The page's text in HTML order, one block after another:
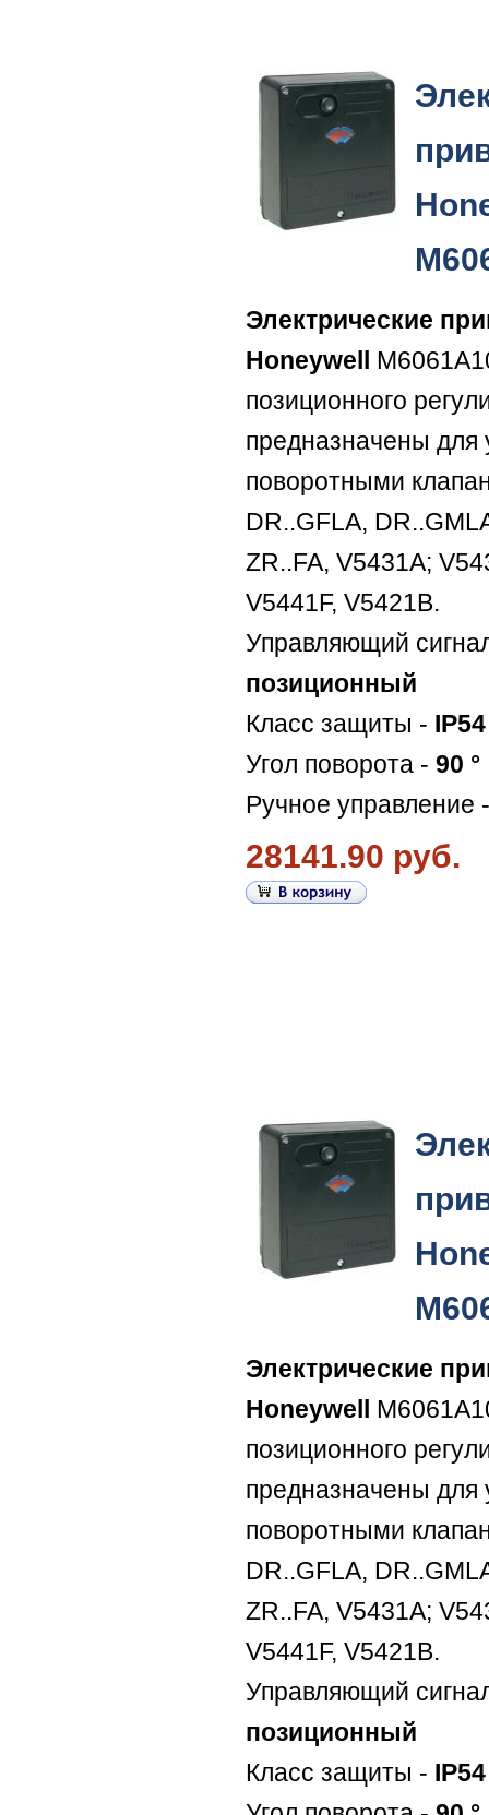
Электрические
Honeywell
позиционного
предназначены для
поворотными
DR..GFLA,
ZR..FA, V5431A;
V5441F, V5421B.
Управляющий
позиционный
Класс защиты - IP54
Угол поворота - 90 °
Ручное управление
28141.90 руб.
Электрические
Honeywell
позиционного
предназначены для
поворотными
DR..GFLA,
ZR..FA, V5431A;
V5441F, V5421B.
Управляющий
позиционный
Класс защиты - IP54